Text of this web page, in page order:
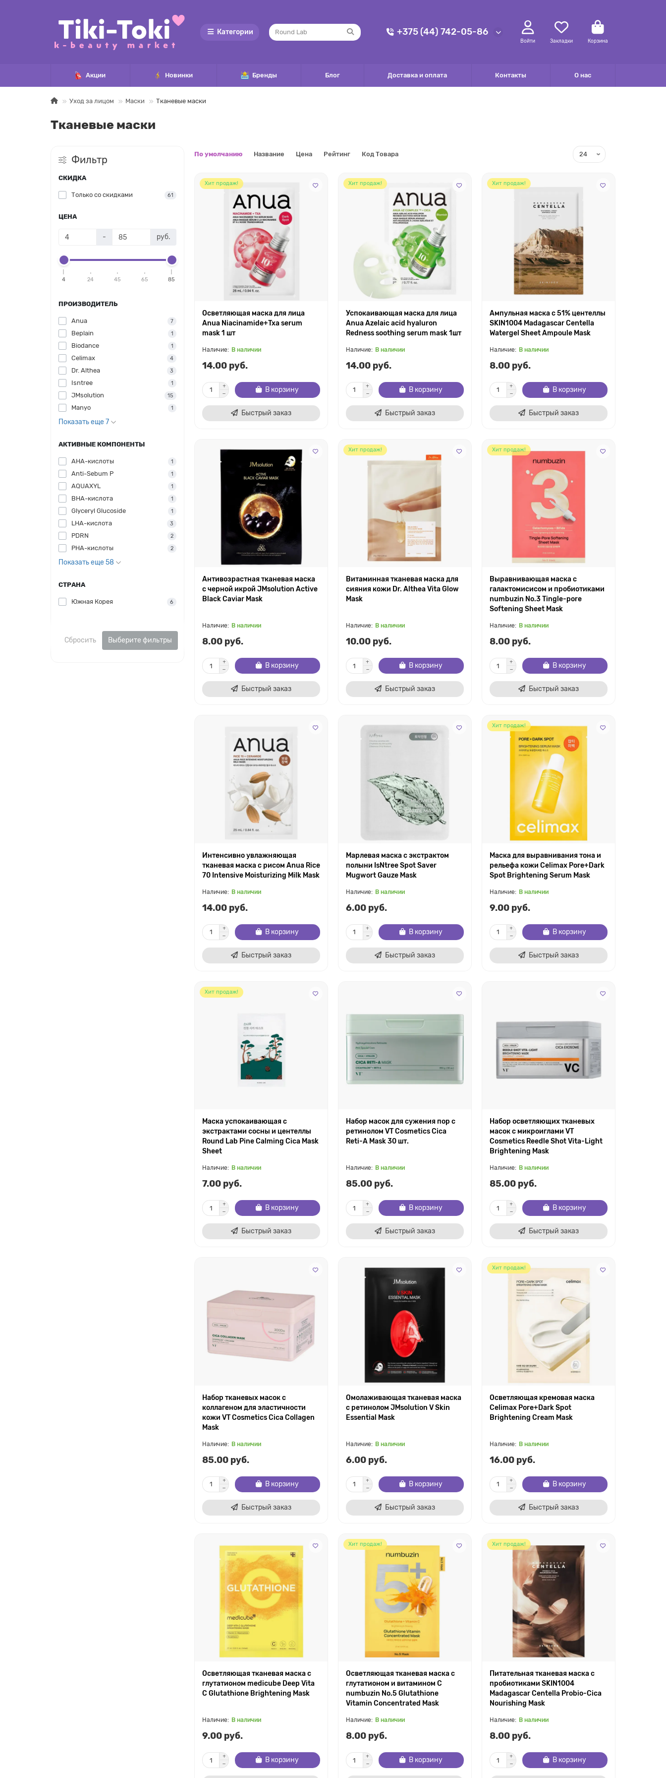
Категории +375 (44) 742-05-86
Войти Закладки Корзина
Акции Новинки Бренды Блог Доставка и оплата Контакты О нас
Уход за лицом Маски Тканевые маски
Тканевые маски
Фильтр
СКИДКА
Только со cкидками 61
ЦЕНА
- руб.
4 24 45 65 85
ПРОИЗВОДИТЕЛЬ
Anua 7
Beplain 1
Biodance 1
Celimax 4
Dr. Althea 3
Isntree 1
JMsolution 15
Manyo 1
Показать еще 7
АКТИВНЫЕ КОМПОНЕНТЫ
AHA-кислоты 1
Anti-Sebum P 1
AQUAXYL 1
BHA-кислота 1
Glyceryl Glucoside 1
LHA-кислота 3
PDRN 2
PHA-кислоты 2
Показать еще 58
СТРАНА
Южная Корея 6
Сбросить Выберите фильтры
По умолчанию Название Цена Рейтинг Код Товара
Хит продаж!
Осветляющая маска для лица
Anua Niacinamide+Txa serum
mask 1 шт
В наличии
14.00 руб.
В корзину
Быстрый заказ
Хит продаж!
Успокаивающая маска для лица
Anua Azelaic acid hyaluron
Redness soothing serum mask 1шт
В наличии
14.00 руб.
В корзину
Быстрый заказ
Хит продаж!
Ампульная маска с 51% центеллы
SKIN1004 Madagascar Centella
Watergel Sheet Ampoule Mask
В наличии
8.00 руб.
В корзину
Быстрый заказ
Антивозрастная тканевая маска
с черной икрой JMsolution Active
Black Caviar Mask
В наличии
8.00 руб.
В корзину
Быстрый заказ
Хит продаж!
Витаминная тканевая маска для
сияния кожи Dr. Althea Vita Glow
Mask
В наличии
10.00 руб.
В корзину
Быстрый заказ
Хит продаж!
Выравнивающая маска с
галактомисисом и пробиотиками
numbuzin No.3 Tingle-pore
Softening Sheet Mask
В наличии
8.00 руб.
В корзину
Быстрый заказ
Интенсивно увлажняющая
тканевая маска с рисом Anua Rice
70 Intensive Moisturizing Milk Mask
В наличии
14.00 руб.
В корзину
Быстрый заказ
Марлевая маска с экстрактом
полыни IsNtree Spot Saver
Mugwort Gauze Mask
В наличии
6.00 руб.
В корзину
Быстрый заказ
Хит продаж!
Маска для выравнивания тона и
рельефа кожи Celimax Pore+Dark
Spot Brightening Serum Mask
В наличии
9.00 руб.
В корзину
Быстрый заказ
Хит продаж!
Маска успокаивающая с
экстрактами сосны и центеллы
Round Lab Pine Calming Cica Mask
Sheet
В наличии
7.00 руб.
В корзину
Быстрый заказ
Набор масок для сужения пор с
ретинолом VT Cosmetics Cica
Reti-A Mask 30 шт.
В наличии
85.00 руб.
В корзину
Быстрый заказ
Набор осветляющих тканевых
масок с микроиглами VT
Cosmetics Reedle Shot Vita-Light
Brightening Mask
В наличии
85.00 руб.
В корзину
Быстрый заказ
Набор тканевых масок с
коллагеном для эластичности
кожи VT Cosmetics Cica Collagen
Mask
В наличии
85.00 руб.
В корзину
Быстрый заказ
Омолаживающая тканевая маска
с ретинолом JMsolution V Skin
Essential Mask
В наличии
6.00 руб.
В корзину
Быстрый заказ
Хит продаж!
Осветляющая кремовая маска
Celimax Pore+Dark Spot
Brightening Cream Mask
В наличии
16.00 руб.
В корзину
Быстрый заказ
Осветляющая тканевая маска с
глутатионом medicube Deep Vita
C Glutathione Brightening Mask
В наличии
9.00 руб.
В корзину
Хит продаж!
Осветляющая тканевая маска с
глутатионом и витамином С
numbuzin No.5 Glutathione
Vitamin Concentrated Mask
В наличии
8.00 руб.
В корзину
Хит продаж!
Питательная тканевая маска с
пробиотиками SKIN1004
Madagascar Centella Probio-Cica
Nourishing Mask
В наличии
8.00 руб.
В корзину